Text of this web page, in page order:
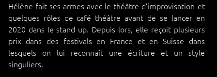
Hélène fait ses armes avec le théâtre d’improvisation et
quelques rôles de café théâtre avant de se lancer en
2020 dans le stand up. Depuis lors, elle reçoit plusieurs
prix dans des festivals en France et en Suisse dans
lesquels on lui reconnaît une écriture et un style
singuliers.